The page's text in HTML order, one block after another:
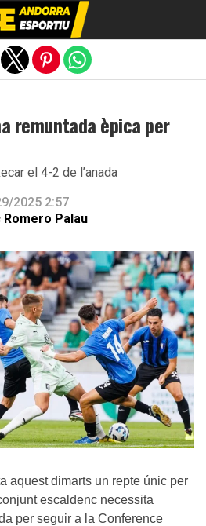
remuntada èpica per
el 4-2 de l’anada
2025 2:57
Romero Palau
aquest dimarts un repte únic per
escaldenc necessita
per seguir a la Conference
version